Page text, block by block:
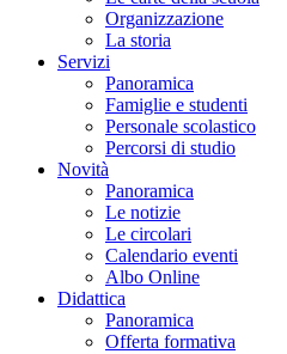
Organizzazione
La storia
Servizi
Panoramica
Famiglie e studenti
Personale scolastico
Percorsi di studio
Novità
Panoramica
Le notizie
Le circolari
Calendario eventi
Albo Online
Didattica
Panoramica
Offerta formativa